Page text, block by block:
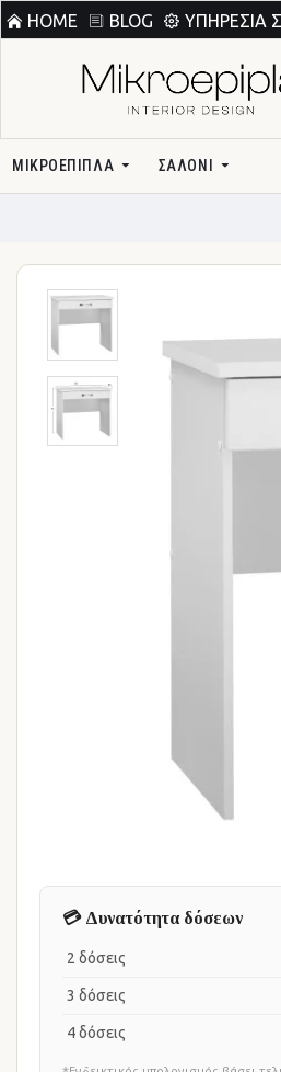
HOME BLOG ΥΠΗΡΕΣΊΑ
ΜΙΚΡΟΕΠΙΠΛΑ ΣΑΛΌΝΙ
💳 Δυνατότητα δόσεων
2 δόσεις
3 δόσεις
4 δόσεις